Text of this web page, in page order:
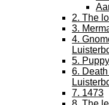
2. The
3.
4.
5.
6.
7. 1473